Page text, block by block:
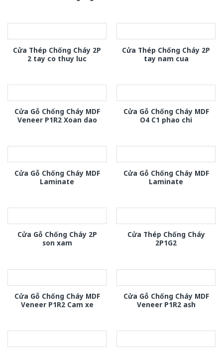
Cửa Thép Chống Cháy 2P
2 tay co thuy luc
Cửa Thép Chống Cháy 2P
tay nam cua
Cửa Gỗ Chống Cháy MDF
Veneer P1R2 Xoan dao
Cửa Gỗ Chống Cháy MDF
O4 C1 phao chi
Cửa Gỗ Chống Cháy MDF
Laminate
Cửa Gỗ Chống Cháy MDF
Laminate
Cửa Gỗ Chống Cháy 2P
son xam
Cửa Thép Chống Cháy
2P1G2
Cửa Gỗ Chống Cháy MDF
Veneer P1R2 Cam xe
Cửa Gỗ Chống Cháy MDF
Veneer P1R2 ash